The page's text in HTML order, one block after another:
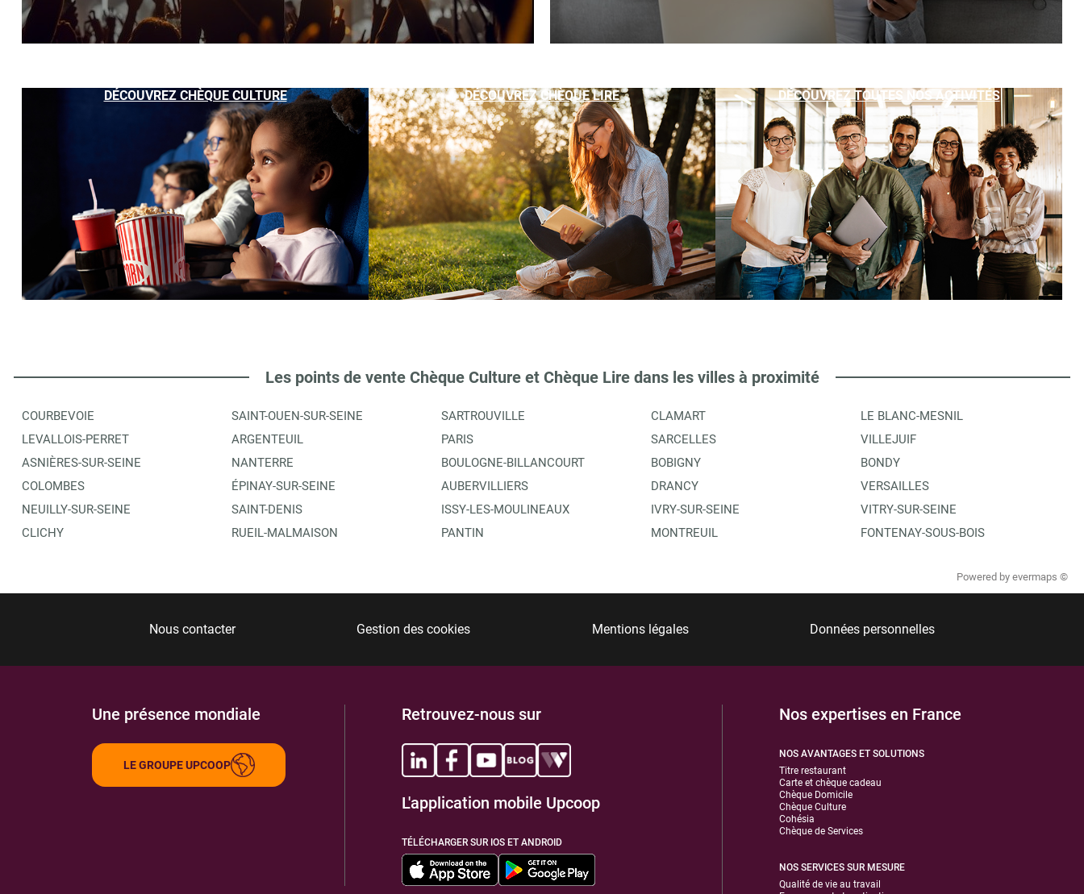
DÉCOUVREZ CHÈQUE CULTURE DÉCOUVREZ CHÈQUE LIRE DÉCOUVREZ TOUTES NOS ACTIVITÉS
Les points de vente Chèque Culture et Chèque Lire dans les villes à proximité
COURBEVOIE
LEVALLOIS-PERRET
ASNIÈRES-SUR-SEINE
COLOMBES
NEUILLY-SUR-SEINE
CLICHY
SAINT-OUEN-SUR-SEINE
ARGENTEUIL
NANTERRE
ÉPINAY-SUR-SEINE
SAINT-DENIS
RUEIL-MALMAISON
SARTROUVILLE
PARIS
BOULOGNE-BILLANCOURT
AUBERVILLIERS
ISSY-LES-MOULINEAUX
PANTIN
CLAMART
SARCELLES
BOBIGNY
DRANCY
IVRY-SUR-SEINE
MONTREUIL
LE BLANC-MESNIL
VILLEJUIF
BONDY
VERSAILLES
VITRY-SUR-SEINE
FONTENAY-SOUS-BOIS
Powered by evermaps ©
Nous contacter Gestion des cookies Mentions légales Données personnelles
Une présence mondiale
LE GROUPE UPCOOP
Retrouvez-nous sur
L'application mobile Upcoop
TÉLÉCHARGER SUR IOS ET ANDROID
Nos expertises en France
NOS AVANTAGES ET SOLUTIONS
Titre restaurant
Carte et chèque cadeau
Chèque Domicile
Chèque Culture
Cohésia
Chèque de Services
NOS SERVICES SUR MESURE
Qualité de vie au travail